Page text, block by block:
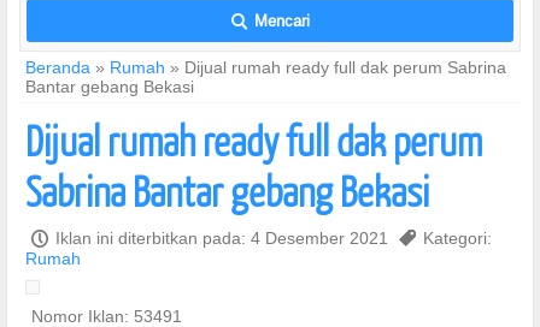
L Mencari
Beranda » Rumah » Dijual rumah ready full dak perum Sabrina
Bantar gebang Bekasi
Dijual rumah ready full dak perum
Sabrina Bantar gebang Bekasi
P Iklan ini diterbitkan pada: 4 Desember 2021 , Kategori:
Rumah
Nomor Iklan: 53491